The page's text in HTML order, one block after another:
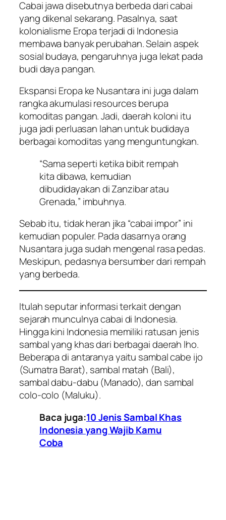
Cabai jawa disebutnya berbeda dari cabai
yang dikenal sekarang. Pasalnya, saat
kolonialisme Eropa terjadi di Indonesia
membawa banyak perubahan. Selain aspek
sosial budaya, pengaruhnya juga lekat pada
budi daya pangan.
Ekspansi Eropa ke Nusantara ini juga dalam
rangka akumulasiresourcesberupa
komoditas pangan. Jadi, daerah koloni itu
juga jadi perluasan lahan untuk budidaya
berbagai komoditas yang menguntungkan.
“Sama seperti ketika bibit rempah
kita dibawa, kemudian
dibudidayakan di Zanzibar atau
Grenada,” imbuhnya.
Sebab itu, tidak heran jika “cabai impor” ini
kemudian populer. Pada dasarnya orang
Nusantara juga sudah mengenal rasa pedas.
Meskipun, pedasnya bersumber dari rempah
yang berbeda.
Itulah seputar informasi terkait dengan
sejarah munculnya cabai di Indonesia.
Hingga kini Indonesia memiliki ratusan jenis
sambal yang khas dari berbagai daerah lho.
Beberapa di antaranya yaitu sambal cabe ijo
(Sumatra Barat), sambal matah (Bali),
sambal dabu-dabu (Manado), dan sambal
colo-colo (Maluku).
Baca juga:10 Jenis Sambal Khas
Indonesia yang Wajib Kamu
Coba